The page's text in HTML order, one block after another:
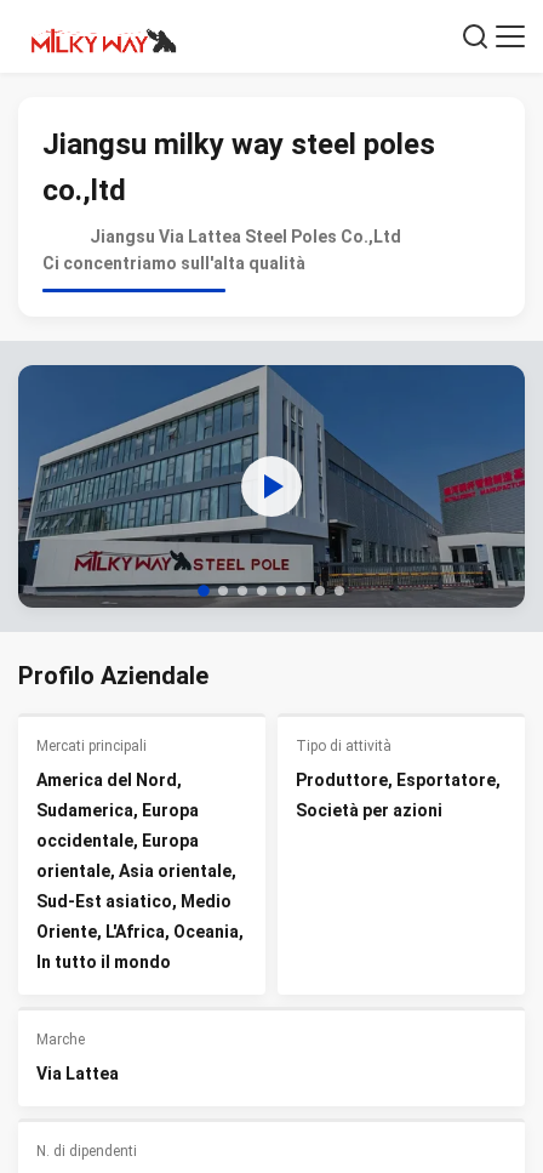
Jiangsu milky way steel poles
co.,ltd
Jiangsu Via Lattea Steel Poles Co.,Ltd
Ci concentriamo sull'alta qualità
Profilo Aziendale
Mercati principali
America del Nord,
Sudamerica, Europa
occidentale, Europa
orientale, Asia orientale,
Sud-Est asiatico, Medio
Oriente, L'Africa, Oceania,
In tutto il mondo
Tipo di attività
Produttore, Esportatore,
Società per azioni
Marche
Via Lattea
N. di dipendenti